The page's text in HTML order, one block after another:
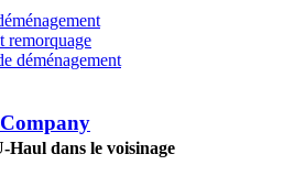
remorquage
déménagement
Haul dans le voisinage